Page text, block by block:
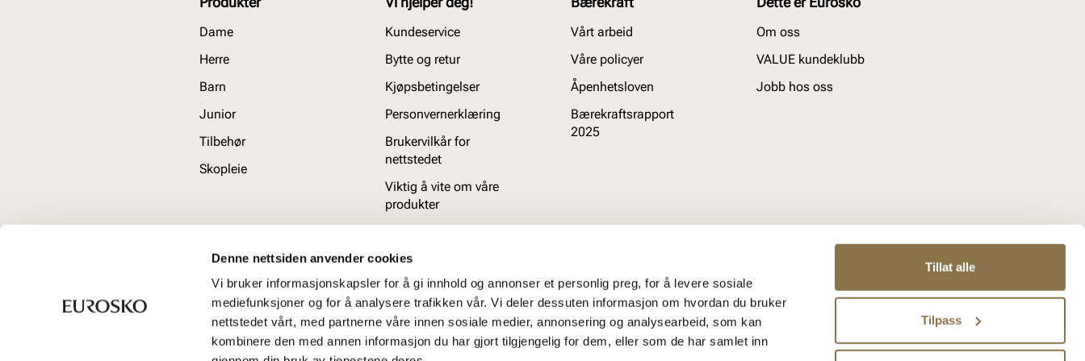
Denne nettsiden anvender cookies
Vi bruker informasjonskapsler for å gi innhold og annonser et personlig preg, for å levere sosiale
mediefunksjoner og for å analysere trafikken vår. Vi deler dessuten informasjon om hvordan du bruker
nettstedet vårt, med partnerne våre innen sosiale medier, annonsering og analysearbeid, som kan
kombinere den med annen informasjon du har gjort tilgjengelig for dem, eller som de har samlet inn
Tillat alle
Tilpass
Dame
Herre
Barn
Junior
Tilbehør
Skopleie
Kundeservice
Bytte og retur
Kjøpsbetingelser
Personvernerklæring
Brukervilkår for
nettstedet
Viktig å vite om våre
produkter
Vårt arbeid
Våre policyer
Åpenhetsloven
Bærekraftsrapport
2025
Om oss
VALUE kundeklubb
Jobb hos oss